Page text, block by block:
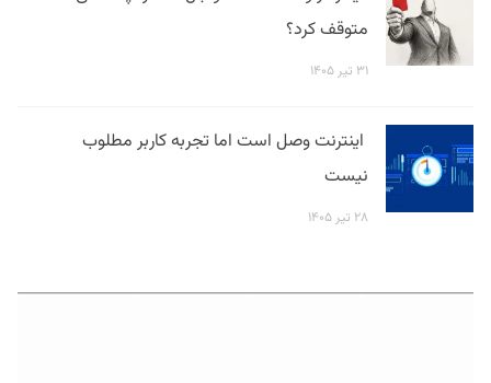
متوقف کرد؟
۳۱ تیر ۱۴۰۵
اینترنت وصل است اما تجربه کاربر مطلوب
نیست
۲۸ تیر ۱۴۰۵